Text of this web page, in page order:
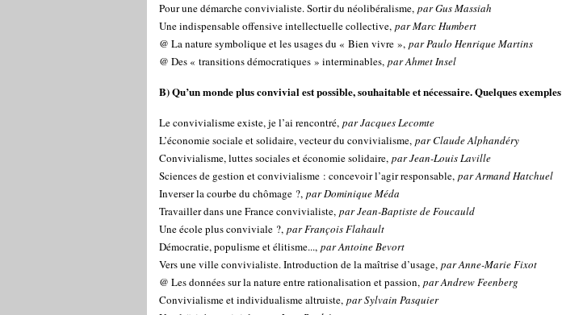
Pour une démarche convivialiste. Sortir du néolibéralisme, par Gus Massiah
Une indispensable offensive intellectuelle collective, par Marc Humbert
@ La nature symbolique et les usages du « Bien vivre », par Paulo Henrique Martins
@ Des « transitions démocratiques » interminables, par Ahmet Insel
B) Qu’un monde plus convivial est possible, souhaitable et nécessaire. Quelques exemples
Le convivialisme existe, je l’ai rencontré, par Jacques Lecomte
L’économie sociale et solidaire, vecteur du convivialisme, par Claude Alphandéry
Convivialisme, luttes sociales et économie solidaire, par Jean-Louis Laville
Sciences de gestion et convivialisme : concevoir l’agir responsable, par Armand Hatchuel
Inverser la courbe du chômage ?, par Dominique Méda
Travailler dans une France convivialiste, par Jean-Baptiste de Foucauld
Une école plus conviviale ?, par François Flahault
Démocratie, populisme et élitisme..., par Antoine Bevort
Vers une ville convivialiste. Introduction de la maîtrise d’usage, par Anne-Marie Fixot
@ Les données sur la nature entre rationalisation et passion, par Andrew Feenberg
Convivialisme et individualisme altruiste, par Sylvain Pasquier